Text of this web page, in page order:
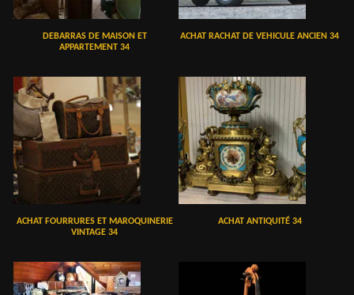
DEBARRAS DE MAISON ET
APPARTEMENT 34
ACHAT RACHAT DE VEHICULE ANCIEN 34
ACHAT FOURRURES ET MAROQUINERIE
VINTAGE 34
ACHAT ANTIQUITÉ 34